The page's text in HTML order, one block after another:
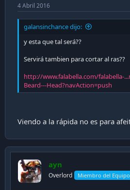
4 Abril 2016
galansinchance dijo:
y esta que tal será??
Servirá tambien para cortar al ras??
http://www.falabella.com/falabella-
Beard---Head?navAction=push
Viendo a la rápida no es para
ayn
Overlord Miembro del Equipo